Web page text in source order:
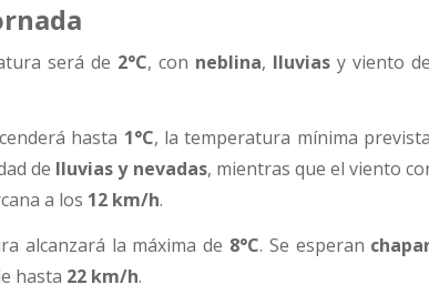
será de 2°C, con neblina, lluvias y viento
hasta 1°C, la temperatura mínima
de lluvias y nevadas, mientras que el viento
a los 12 km/h.
alcanzará la máxima de 8°C. Se esperan
hasta 22 km/h.